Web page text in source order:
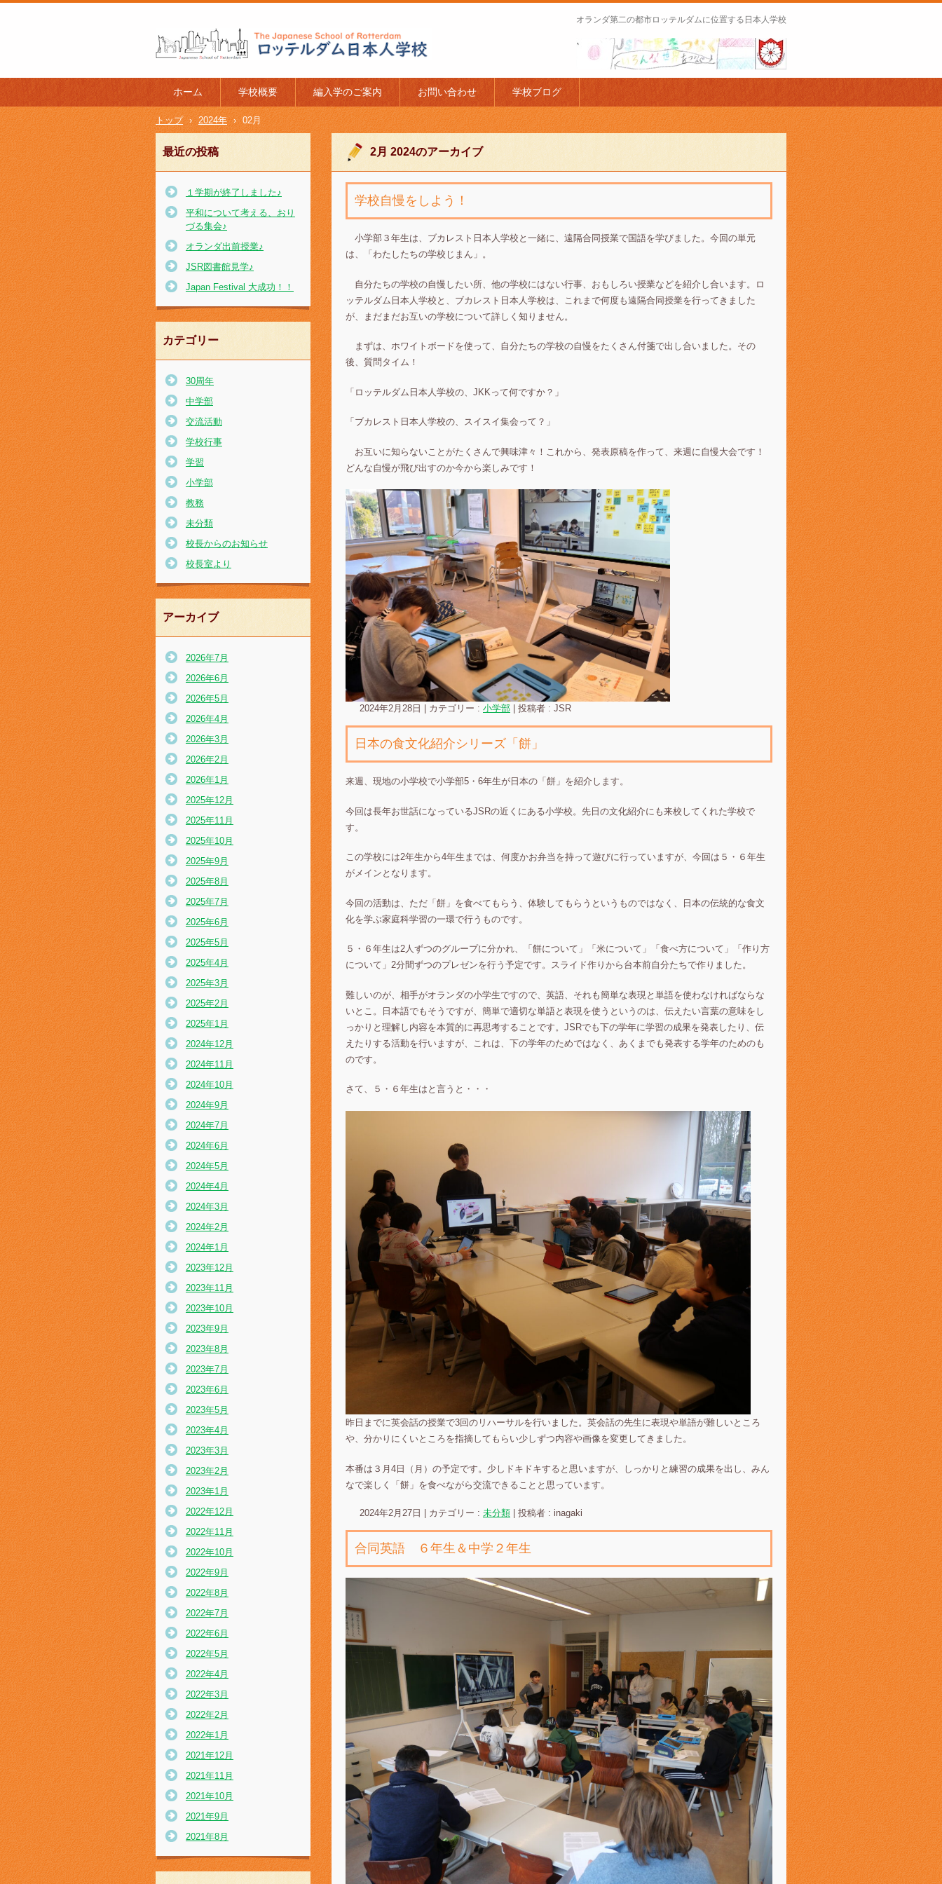
l of Rotterdam
オランダ第二の都市ロッテルダムに位置する日本人学校
ホーム 学校概要 編入学のご案内 お問い合わせ 学校ブログ
トップ › 2024年 › 02月
2月 2024のアーカイブ
学校自慢をしよう！
小学部３年生は、ブカレスト日本人学校と一緒に、遠隔合同授業で国語を学びました。今回の単元
は、「わたしたちの学校じまん」。
自分たちの学校の自慢したい所、他の学校にはない行事、おもしろい授業などを紹介し合います。ロ
ッテルダム日本人学校と、ブカレスト日本人学校は、これまで何度も遠隔合同授業を行ってきました
が、まだまだお互いの学校について詳しく知りません。
まずは、ホワイトボードを使って、自分たちの学校の自慢をたくさん付箋で出し合いました。その
後、質問タイム！
「ロッテルダム日本人学校の、JKKって何ですか？」
「ブカレスト日本人学校の、スイスイ集会って？」
お互いに知らないことがたくさんで興味津々！これから、発表原稿を作って、来週に自慢大会です！
どんな自慢が飛び出すのか今から楽しみです！
2024年2月28日 カテゴリー : 小学部 投稿者 : JSR
日本の食文化紹介シリーズ「餅」
来週、現地の小学校で小学部5・6年生が日本の「餅」を紹介します。
今回は長年お世話になっているJSRの近くにある小学校。先日の文化紹介にも来校してくれた学校で
す。
この学校には2年生から4年生までは、何度かお弁当を持って遊びに行っていますが、今回は５・６年生
がメインとなります。
今回の活動は、ただ「餅」を食べてもらう、体験してもらうというものではなく、日本の伝統的な食文
化を学ぶ家庭科学習の一環で行うものです。
５・６年生は2人ずつのグループに分かれ、「餅について」「米について」「食べ方について」「作り方
について」2分間ずつのプレゼンを行う予定です。スライド作りから台本前自分たちで作りました。
難しいのが、相手がオランダの小学生ですので、英語、それも簡単な表現と単語を使わなければならな
いとこ。日本語でもそうですが、簡単で適切な単語と表現を使うというのは、伝えたい言葉の意味をし
っかりと理解し内容を本質的に再思考することです。JSRでも下の学年に学習の成果を発表したり、伝
えたりする活動を行いますが、これは、下の学年のためではなく、あくまでも発表する学年のためのも
のです。
さて、５・６年生はと言うと・・・
昨日までに英会話の授業で3回のリハーサルを行いました。英会話の先生に表現や単語が難しいところ
や、分かりにくいところを指摘してもらい少しずつ内容や画像を変更してきました。
本番は３月4日（月）の予定です。少しドキドキすると思いますが、しっかりと練習の成果を出し、みん
なで楽しく「餅」を食べながら交流できることと思っています。
2024年2月27日 カテゴリー : 未分類 投稿者 : inagaki
合同英語 ６年生＆中学２年生
最近の投稿
１学期が終了しました♪
平和について考える、おり
づる集会♪
オランダ出前授業♪
JSR図書館見学♪
Japan Festival 大成功！！
カテゴリー
30周年
中学部
交流活動
学校行事
学習
小学部
教務
未分類
校長からのお知らせ
校長室より
アーカイブ
2026年7月
2026年6月
2026年5月
2026年4月
2026年3月
2026年2月
2026年1月
2025年12月
2025年11月
2025年10月
2025年9月
2025年8月
2025年7月
2025年6月
2025年5月
2025年4月
2025年3月
2025年2月
2025年1月
2024年12月
2024年11月
2024年10月
2024年9月
2024年7月
2024年6月
2024年5月
2024年4月
2024年3月
2024年2月
2024年1月
2023年12月
2023年11月
2023年10月
2023年9月
2023年8月
2023年7月
2023年6月
2023年5月
2023年4月
2023年3月
2023年2月
2023年1月
2022年12月
2022年11月
2022年10月
2022年9月
2022年8月
2022年7月
2022年6月
2022年5月
2022年4月
2022年3月
2022年2月
2022年1月
2021年12月
2021年11月
2021年10月
2021年9月
2021年8月